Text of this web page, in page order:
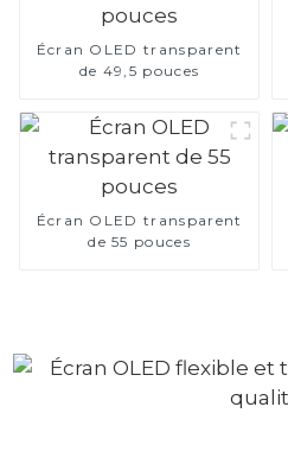
Écran OLED transparent
de 49,5 pouces
Écran OLED transparent
de 55 pouces